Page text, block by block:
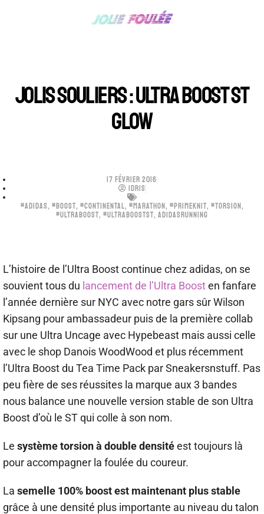
JOLIS SOULIERS : ULTRA BOOST ST
GLOW
17 FÉVRIER 2016
IDRIS
#ADIDAS, #BOOST, #CONTINENTAL, #MARATHON, #PRIMEKNIT, #TORSION,
#ULTRABOOST, #ULTRABOOSTST, ADIDASRUNNING
L’histoire de l’Ultra Boost continue chez adidas, on se
souvient tous du lancement de l’Ultra Boosten fanfare
l’année dernière sur NYC avec notre gars sûr Wilson
Kipsang pour ambassadeur puis de la première collab
sur une Ultra Uncage avec Hypebeast mais aussi celle
avec le shop Danois WoodWood et plus récemment
l’Ultra Boost du Tea Time Pack par Sneakersnstuff. Pas
peu fière de ses réussites la marque aux 3 bandes
nous balance une nouvelle version stable de son Ultra
Boost d’où le ST qui colle à son nom.
Le système torsion à double densitéest toujours là
pour accompagner la foulée du coureur.
La semelle 100% boost est maintenant plus stable
grâce à une densité plus importante au niveau du talon